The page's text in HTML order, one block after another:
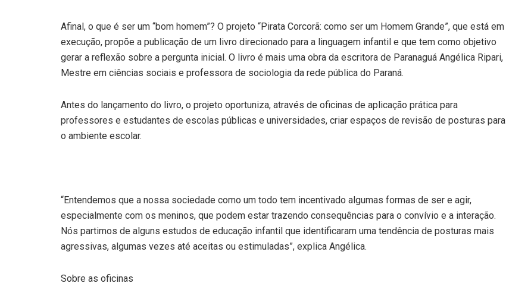
Afinal, o que é ser um “bom homem”? O projeto “Pirata Corcorã: como ser um Homem Grande”, que está em
execução, propõe a publicação de um livro direcionado para a linguagem infantil e que tem como objetivo
gerar a reflexão sobre a pergunta inicial. O livro é mais uma obra da escritora de Paranaguá Angélica Ripari,
Mestre em ciências sociais e professora de sociologia da rede pública do Paraná.
Antes do lançamento do livro, o projeto oportuniza, através de oficinas de aplicação prática para
professores e estudantes de escolas públicas e universidades, criar espaços de revisão de posturas para
o ambiente escolar.
“Entendemos que a nossa sociedade como um todo tem incentivado algumas formas de ser e agir,
especialmente com os meninos, que podem estar trazendo consequências para o convívio e a interação.
Nós partimos de alguns estudos de educação infantil que identificaram uma tendência de posturas mais
agressivas, algumas vezes até aceitas ou estimuladas”, explica Angélica.
Sobre as oficinas